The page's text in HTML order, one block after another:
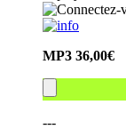
MP3 36,00€
---